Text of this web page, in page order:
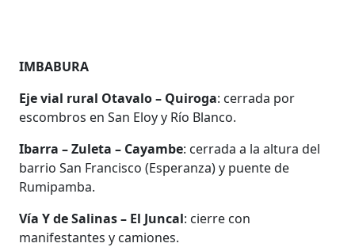
IMBABURA
Eje vial rural Otavalo – Quiroga: cerrada por
escombros en San Eloy y Río Blanco.
Ibarra – Zuleta – Cayambe: cerrada a la altura del
barrio San Francisco (Esperanza) y puente de
Rumipamba.
Vía Y de Salinas – El Juncal: cierre con
manifestantes y camiones.